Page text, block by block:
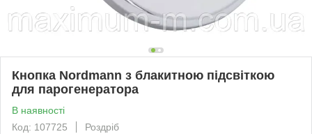
Кнопка Nordmann з блакитною підсвіткою
для парогенератора
В наявності
Код: 107725
Роздріб